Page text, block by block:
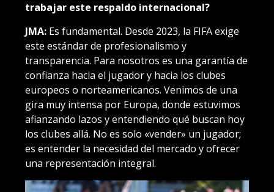
trabajar este respaldo internacional?
JMA: Es fundamental. Desde 2023, la FIFA exige
este estándar de profesionalismo y
transparencia. Para nosotros es una garantía de
confianza hacia el jugador y hacia los clubes
europeos o norteamericanos. Venimos de una
gira muy intensa por Europa, donde estuvimos
afianzando lazos y entendiendo qué buscan hoy
los clubes allá. No es solo «vender» un jugador;
es entender la necesidad del mercado y ofrecer
una representación integral.